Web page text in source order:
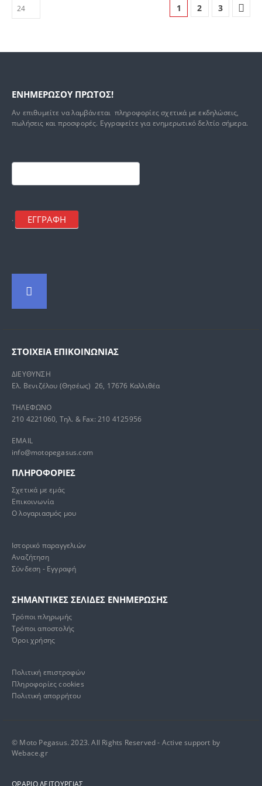
1 2 3
ΕΝΗΜΕΡΩΣΟΥ ΠΡΩΤΟΣ!
Αν επιθυμείτε να λαμβάνεται πληροφορίες σχετικά με εκδηλώσεις,
πωλήσεις και προσφορές. Εγγραφείτε για ενημερωτικό δελτίο σήμερα.
mailchimp
. ΕΓΓΡΑΦΗ
ΣΤΟΙΧΕΊΑ ΕΠΙΚΟΙΝΩΝΊΑΣ
ΔΙΕΥΘΥΝΣΗ
Ελ. Βενιζέλου (Θησέως) 26, 17676 Καλλιθέα
ΤΗΛΕΦΩΝΟ
210 4221060, Τηλ. & Fax: 210 4125956
EMAIL
info@motopegasus.com
ΠΛΗΡΟΦΟΡΙΕΣ
Σχετικά με εμάς
Επικοινωνία
Ο λογαριασμός μου
Ιστορικό παραγγελιών
Αναζήτηση
Σύνδεση - Εγγραφή
ΣΗΜΑΝΤΙΚΕΣ ΣΕΛΙΔΕΣ ΕΝΗΜΕΡΩΣΗΣ
Τρόποι πληρωμής
Τρόποι αποστολής
Όροι χρήσης
Πολιτική επιστροφών
Πληροφορίες cookies
Πολιτική απορρήτου
© Moto Pegasus. 2023. All Rights Reserved - Active support by
Webace.gr
ΩΡΑΡΙΟ ΛΕΙΤΟΥΡΓΙΑΣ